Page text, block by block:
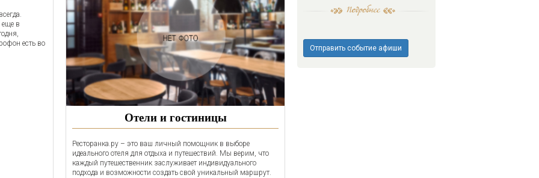
еще в
есть во
Отели и гостиницы
Ресторанка.ру – это ваш личный помощник в выборе
идеального отеля для отдыха и путешествий. Мы верим, что
каждый путешественник заслуживает индивидуального
подхода и возможности создать свой уникальный маршрут.
Отправить событие афиши